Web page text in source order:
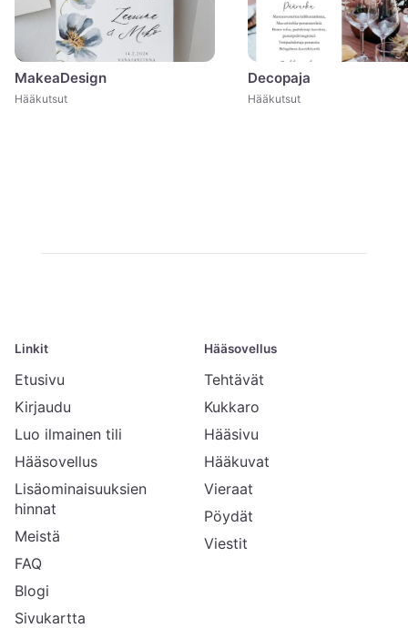
MakeaDesign
Hääkutsut
Decopaja
Hääkutsut
Linkit
Etusivu
Kirjaudu
Luo ilmainen tili
Hääsovellus
Lisäominaisuuksien
hinnat
Meistä
FAQ
Blogi
Sivukartta
Hääsovellus
Tehtävät
Kukkaro
Hääsivu
Hääkuvat
Vieraat
Pöydät
Viestit